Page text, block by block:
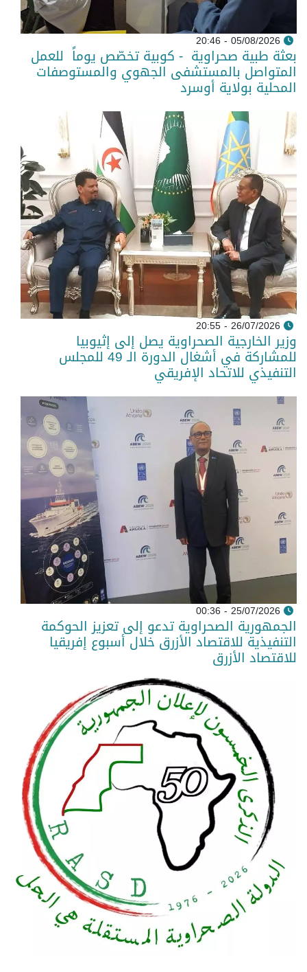
05/08/2026 - 20:46
بعثة طبية صحراوية - كوبية تخصّص يوماً للعمل
المتواصل بالمستشفى الجهوي والمستوصفات
المحلية بولاية أوسرد
26/07/2026 - 20:55
وزير الخارجية الصحراوية يصل إلى إثيوبيا
للمشاركة في أشغال الدورة الـ 49 للمجلس
التنفيذي للاتحاد الإفريقي
25/07/2026 - 00:36
الجمهورية الصحراوية تدعو إلى تعزيز الحوكمة
التنفيذية للاقتصاد الأزرق خلال أسبوع إفريقيا
للاقتصاد الأزرق